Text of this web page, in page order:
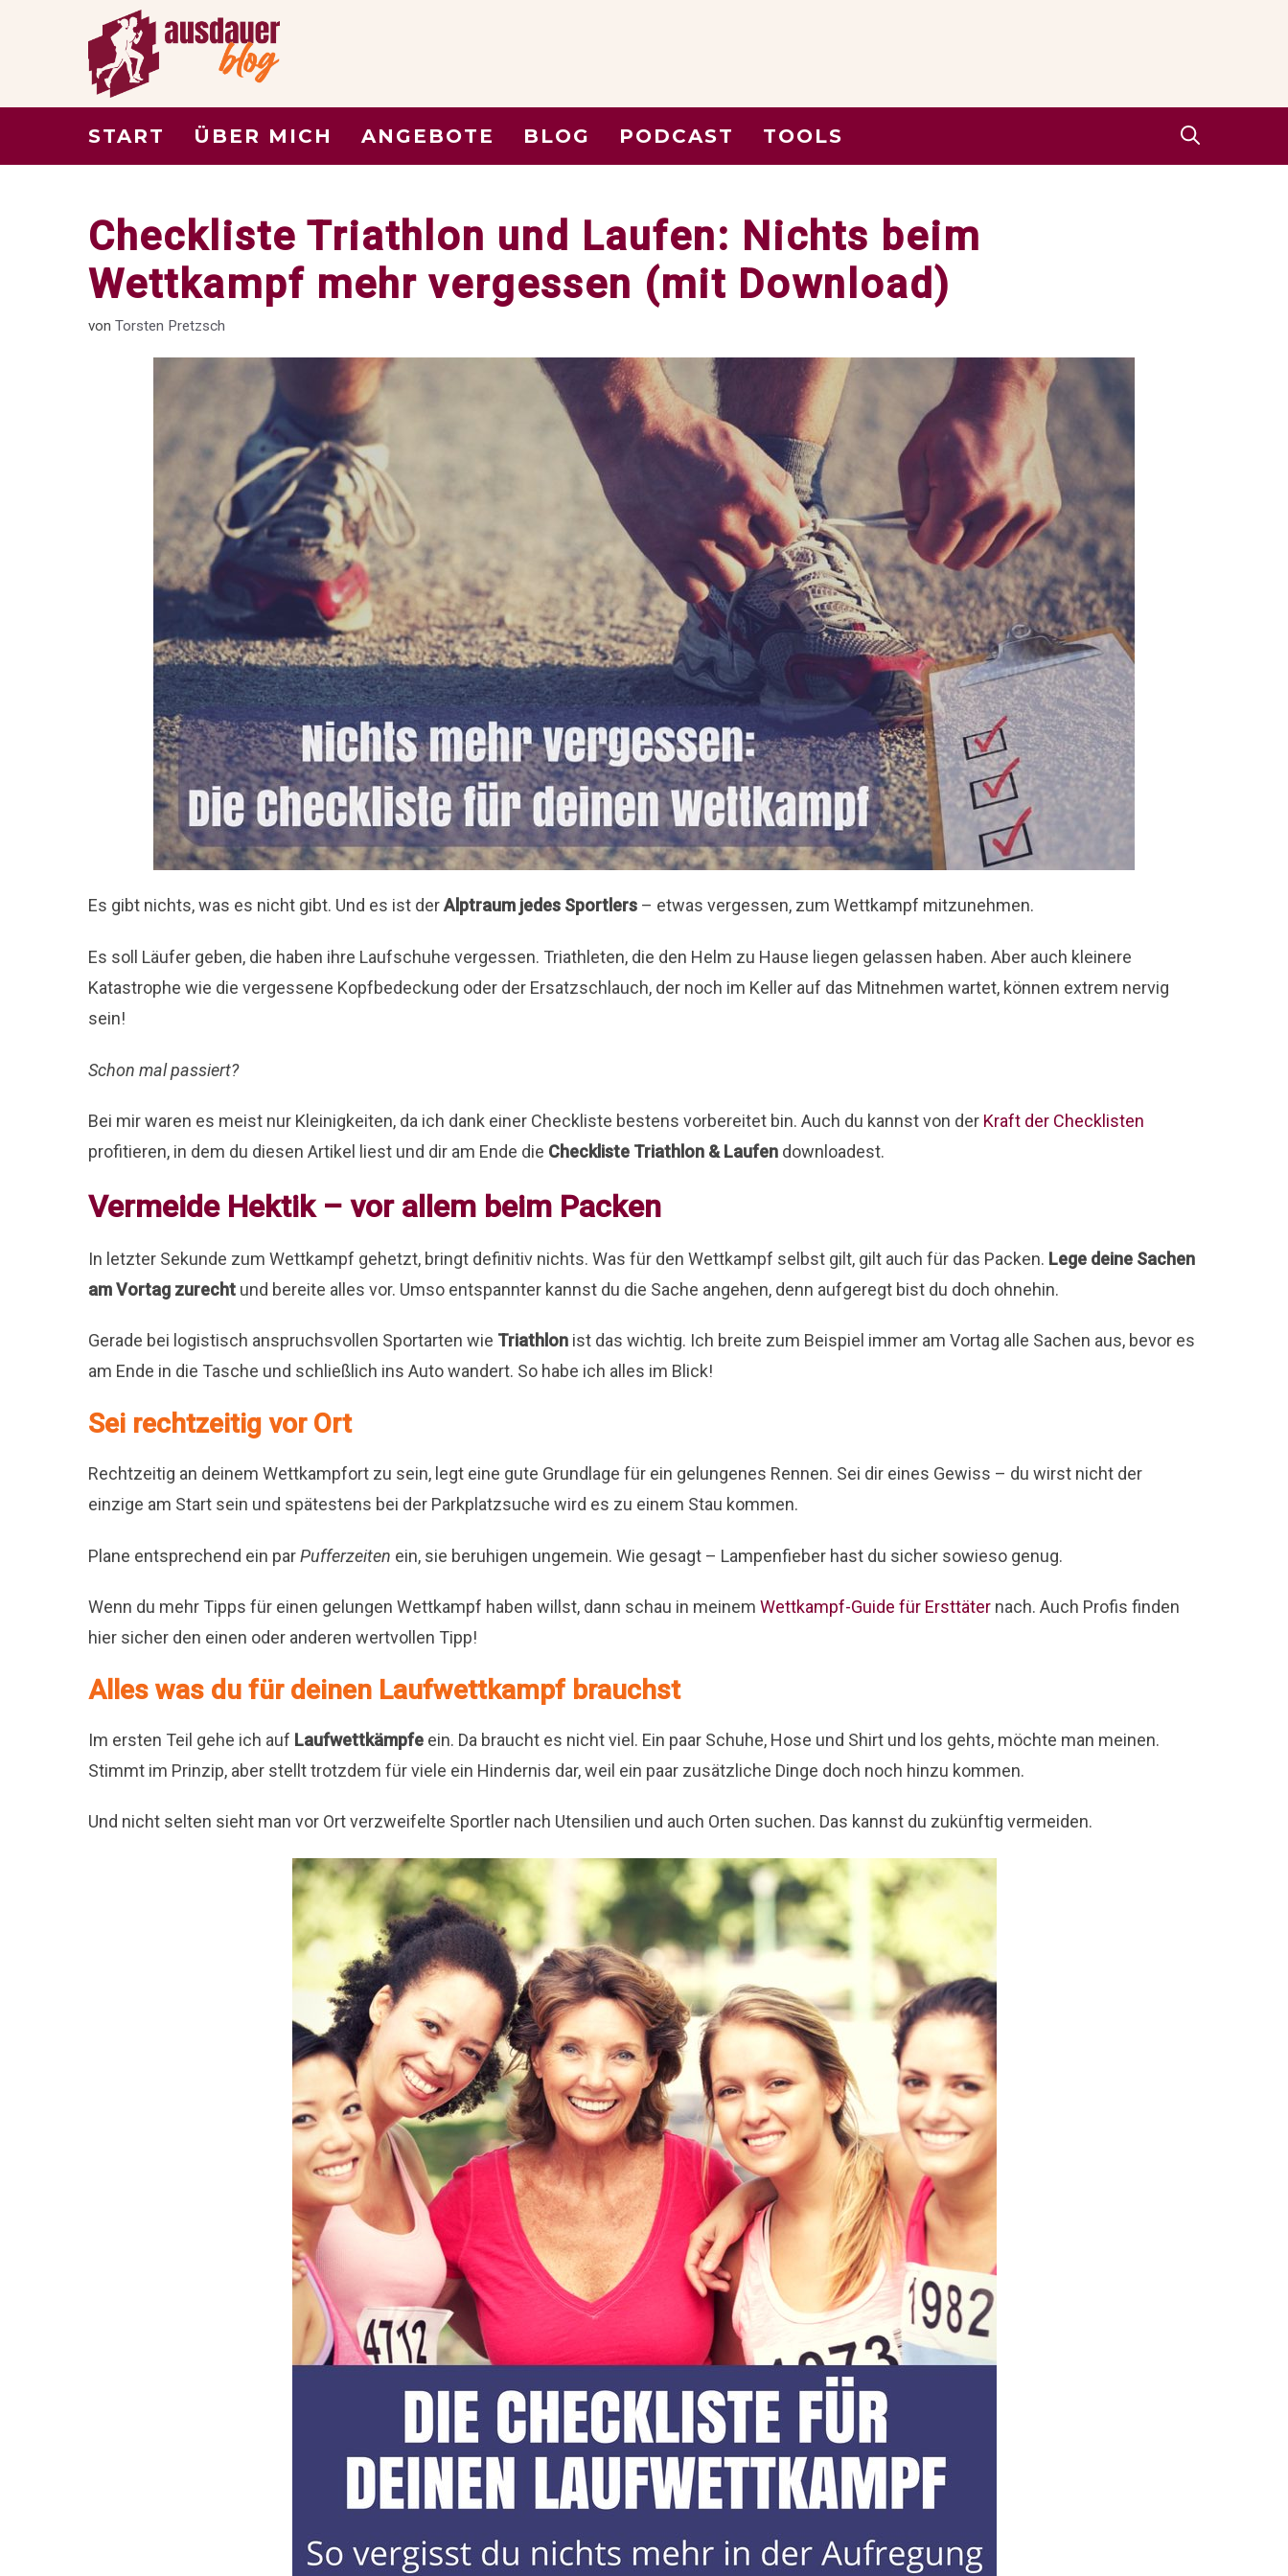
START ÜBER MICH ANGEBOTE BLOG PODCAST TOOLS
Checkliste Triathlon und Laufen: Nichts beim
Wettkampf mehr vergessen (mit Download)
von Torsten Pretzsch
Es gibt nichts, was es nicht gibt. Und es ist derAlptraum jedes Sportlers – etwas vergessen, zum Wettkampf mitzunehmen.
Es soll Läufer geben, die haben ihre Laufschuhe vergessen. Triathleten, die den Helm zu Hause liegen gelassen haben. Aber auch kleinere
Katastrophe wie die vergessene Kopfbedeckung oder der Ersatzschlauch, der noch im Keller auf das Mitnehmen wartet, können extrem nervig
sein!
Schon mal passiert?
Bei mir waren es meist nur Kleinigkeiten, da ich dank einer Checkliste bestens vorbereitet bin. Auch du kannst von der Kraft der Checklisten
profitieren, in dem du diesen Artikel liest und dir am Ende die Checkliste Triathlon & Laufen downloadest.
Vermeide Hektik – vor allem beim Packen
In letzter Sekunde zum Wettkampf gehetzt, bringt definitiv nichts. Was für den Wettkampf selbst gilt, gilt auch für das Packen. Lege deine Sachen
am Vortag zurecht und bereite alles vor. Umso entspannter kannst du die Sache angehen, denn aufgeregt bist du doch ohnehin.
Gerade bei logistisch anspruchsvollen Sportarten wie Triathlon ist das wichtig. Ich breite zum Beispiel immer am Vortag alle Sachen aus, bevor es
am Ende in die Tasche und schließlich ins Auto wandert. So habe ich alles im Blick!
Sei rechtzeitig vor Ort
Rechtzeitig an deinem Wettkampfort zu sein, legt eine gute Grundlage für ein gelungenes Rennen. Sei dir eines Gewiss – du wirst nicht der
einzige am Start sein und spätestens bei der Parkplatzsuche wird es zu einem Stau kommen.
Plane entsprechend ein parPufferzeiten ein, sie beruhigen ungemein. Wie gesagt – Lampenfieber hast du sicher sowieso genug.
Wenn du mehr Tipps für einen gelungen Wettkampf haben willst, dann schau in meinem Wettkampf-Guide für Ersttäter nach. Auch Profis finden
hier sicher den einen oder anderen wertvollen Tipp!
Alles was du für deinen Laufwettkampf brauchst
Im ersten Teil gehe ich auf Laufwettkämpfe ein. Da braucht es nicht viel. Ein paar Schuhe, Hose und Shirt und los gehts, möchte man meinen.
Stimmt im Prinzip, aber stellt trotzdem für viele ein Hindernis dar, weil ein paar zusätzliche Dinge doch noch hinzu kommen.
Und nicht selten sieht man vor Ort verzweifelte Sportler nach Utensilien und auch Orten suchen. Das kannst du zukünftig vermeiden.